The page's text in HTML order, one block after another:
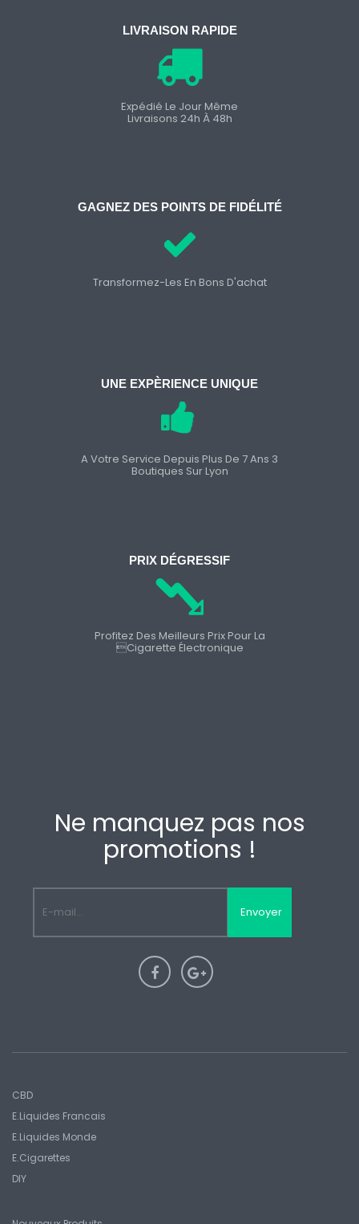
LIVRAISON RAPIDE
Expédié Le Jour Même
Livraisons 24h À 48h
GAGNEZ DES POINTS DE FIDÉLITÉ
Transformez-Les En Bons D'achat
UNE EXPÈRIENCE UNIQUE
A Votre Service Depuis Plus De 7 Ans 3
Boutiques Sur Lyon
PRIX DÉGRESSIF
Profitez Des Meilleurs Prix Pour La
cigarette Électronique
Ne manquez pas nos
promotions !
Envoyer
CBD
E.liquides Francais
E.Liquides Monde
E.Cigarettes
DIY